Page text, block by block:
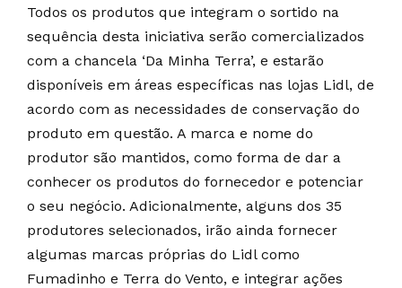
Todos os produtos que integram o sortido na
sequência desta iniciativa serão comercializados
com a chancela ‘Da Minha Terra’, e estarão
disponíveis em áreas específicas nas lojas Lidl, de
acordo com as necessidades de conservação do
produto em questão. A marca e nome do
produtor são mantidos, como forma de dar a
conhecer os produtos do fornecedor e potenciar
o seu negócio. Adicionalmente, alguns dos 35
produtores selecionados, irão ainda fornecer
algumas marcas próprias do Lidl como
Fumadinho e Terra do Vento, e integrar ações